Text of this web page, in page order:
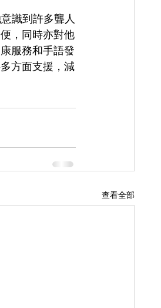
識到許多聾人
，同時亦對他
服務和手語發
方面支援，減
查看全部